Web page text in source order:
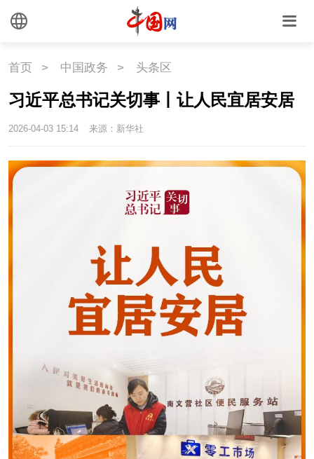
首页 > 中国政务 > 头条区
习近平总书记关切事丨让人民宜居安居
2026-04-03 15:14 来源：新华社